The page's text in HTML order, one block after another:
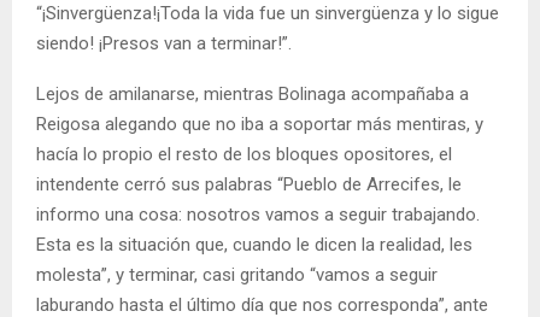
“¡Sinvergüenza!¡Toda la vida fue un sinvergüenza y lo sigue
siendo! ¡Presos van a terminar!”.
Lejos de amilanarse, mientras Bolinaga acompañaba a
Reigosa alegando que no iba a soportar más mentiras, y
hacía lo propio el resto de los bloques opositores, el
intendente cerró sus palabras “Pueblo de Arrecifes, le
informo una cosa: nosotros vamos a seguir trabajando.
Esta es la situación que, cuando le dicen la realidad, les
molesta”, y terminar, casi gritando “vamos a seguir
laburando hasta el último día que nos corresponda”, ante